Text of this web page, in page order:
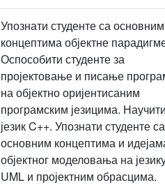
Упознати студенте са основним
концептима објектне
Оспособити студенте за
пројектовање и писање
на објектно оријентисаним
програмским језицима.
језик C++. Упознати студенте са
основним концептима и
објектног моделовања на
UML и пројектним обрасцима.